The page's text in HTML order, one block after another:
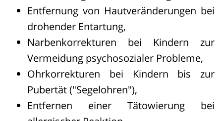
Entfernung von Hautveränderungen bei
drohender Entartung,
Narbenkorrekturen bei Kindern zur
Vermeidung psychosozialer Probleme,
Ohrkorrekturen bei Kindern bis zur
Pubertät ("Segelohren"),
Entfernen einer Tätowierung bei